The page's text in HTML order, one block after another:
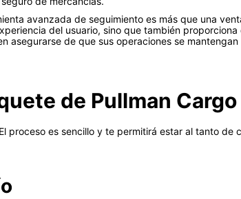
avanzada de seguimiento es más que una
del usuario, sino que también proporciona
asegurarse de que sus operaciones se
de Pullman Cargo
proceso es sencillo y te permitirá estar al tanto de